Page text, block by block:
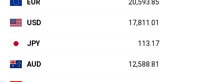
EUR 20,593.85
USD 17,811.01
JPY 113.17
AUD 12,588.81